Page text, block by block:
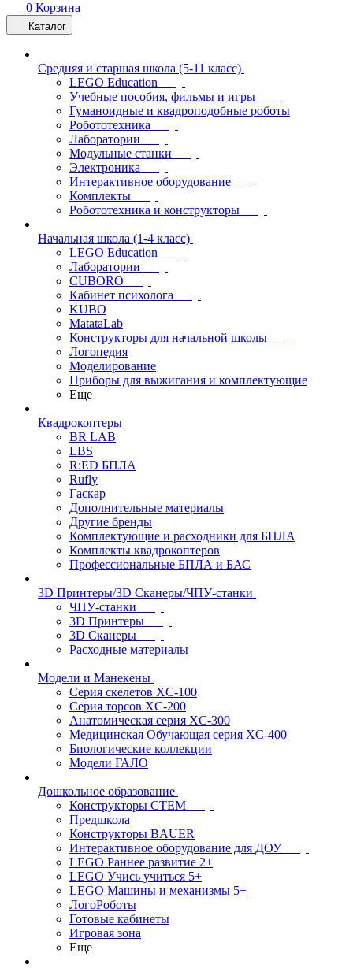
0 Корзина
Каталог
Средняя и старшая школа (5-11 класс)
LEGO Education
Учебные пособия, фильмы и игры
Гуманоидные и квадроподобные роботы
Робототехника
Лаборатории
Модульные станки
Электроника
Интерактивное оборудование
Комплекты
Робототехника и конструкторы
Начальная школа (1-4 класс)
LEGO Education
Лаборатории
CUBORO
Кабинет психолога
KUBO
MatataLab
Конструкторы для начальной школы
Логопедия
Моделирование
Приборы для выжигания и комплектующие
Еще
Квадрокоптеры
BR LAB
LBS
R:ED БПЛА
Rufly
Гаскар
Дополнительные материалы
Другие бренды
Комплектующие и расходники для БПЛА
Комплекты квадрокоптеров
Профессиональные БПЛА и БАС
3D Принтеры/3D Сканеры/ЧПУ-станки
ЧПУ-станки
3D Принтеры
3D Сканеры
Расходные материалы
Модели и Манекены
Серия скелетов XC-100
Серия торсов XC-200
Анатомическая серия XC-300
Медицинская Обучающая серия XC-400
Биологические коллекции
Модели ГАЛО
Дошкольное образование
Конструкторы СТЕМ
Предшкола
Конструкторы BAUER
Интерактивное оборудование для ДОУ
LEGO Раннее развитие 2+
LEGO Учись учиться 5+
LEGO Машины и механизмы 5+
ЛогоРоботы
Готовые кабинеты
Игровая зона
Еще